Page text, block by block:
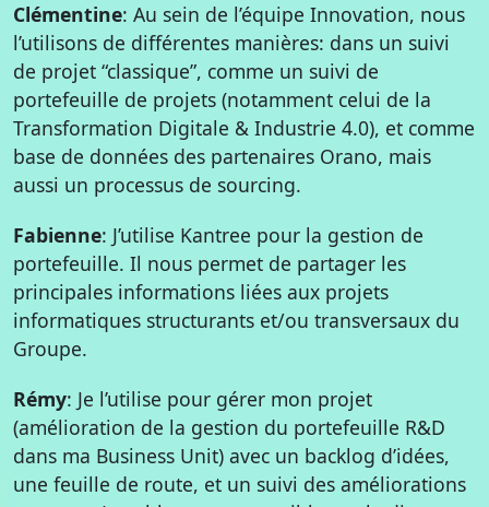
Clémentine: Au sein de l’équipe Innovation, nous
l’utilisons de différentes manières: dans un suivi
de projet “classique”, comme un suivi de
portefeuille de projets (notamment celui de la
Transformation Digitale & Industrie 4.0), et comme
base de données des partenaires Orano, mais
aussi un processus de sourcing.
Fabienne: J’utilise Kantree pour la gestion de
portefeuille. Il nous permet de partager les
principales informations liées aux projets
informatiques structurants et/ou transversaux du
Groupe.
Rémy: Je l’utilise pour gérer mon projet
(amélioration de la gestion du portefeuille R&D
dans ma Business Unit) avec un backlog d’idées,
une feuille de route, et un suivi des améliorations